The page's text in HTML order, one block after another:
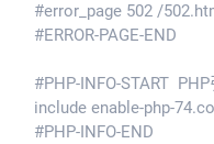
#error_page 502 /
#ERROR-PAGE-END
#PHP-INFO-START
include enable-php-
#PHP-INFO-END